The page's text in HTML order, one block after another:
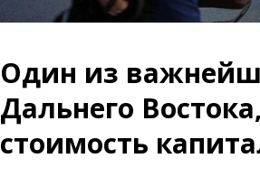
Один из
Дальнего
стоимость